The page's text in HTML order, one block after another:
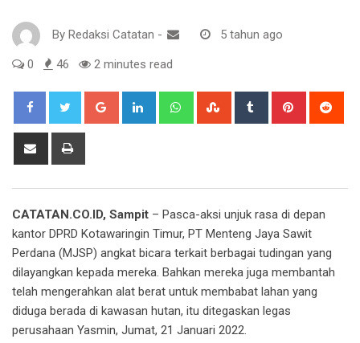
By Redaksi Catatan - 5 tahun ago
0 46 2 minutes read
Google+ LinkedIn WhatsappStumbleUpon
Tumblr Pinterest
Share
CATATAN.CO.ID, Sampit – Pasca-aksi unjuk rasa di depan
kantor DPRD Kotawaringin Timur, PT Menteng Jaya Sawit
Perdana (MJSP) angkat bicara terkait berbagai tudingan yang
dilayangkan kepada mereka. Bahkan mereka juga membantah
telah mengerahkan alat berat untuk membabat lahan yang
diduga berada di kawasan hutan, itu ditegaskan legas
perusahaan Yasmin, Jumat, 21 Januari 2022.